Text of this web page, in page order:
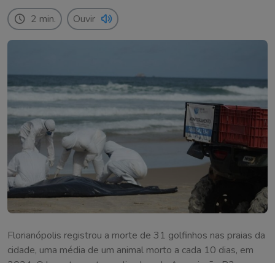
2 min. Ouvir
Florianópolis registrou a morte de 31 golfinhos nas praias da
cidade, uma média de um animal morto a cada 10 dias, em